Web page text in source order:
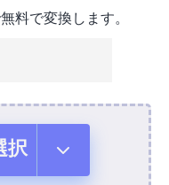
料で変換します。
択